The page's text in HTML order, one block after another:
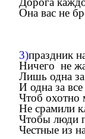
Она вас не
3)праздник
Ничего не
Лишь одна за
И одна за все
Чтоб охотно
Не срамили
Чтобы люди
Честные из